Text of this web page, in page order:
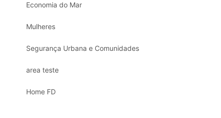
Economia do Mar
Mulheres
Segurança Urbana e Comunidades
area teste
Home FD